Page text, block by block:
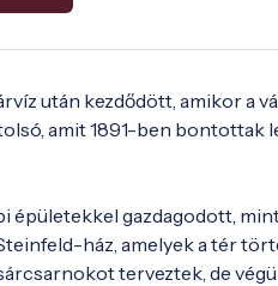
után kezdődött, amikor a
amit 1891-ben bontottak
épületekkel gazdagodott,
ház, amelyek a tér
terveztek, de